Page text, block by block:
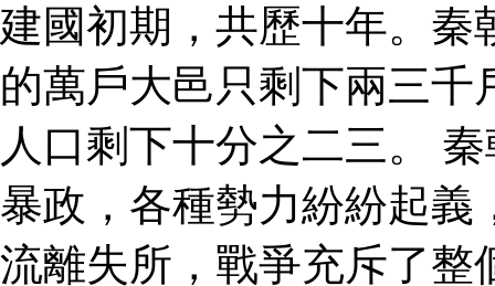
建國初期，共歷十年。秦
的萬戶大邑只剩下兩三
人口剩下十分之二三。
暴政，各種勢力紛紛起義
流離失所，戰爭充斥了整